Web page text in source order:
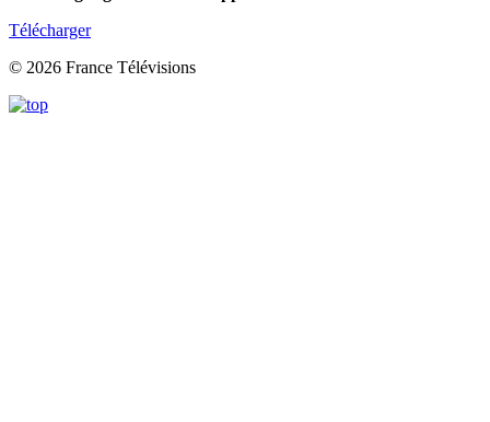
Télécharger
© 2026 France Télévisions